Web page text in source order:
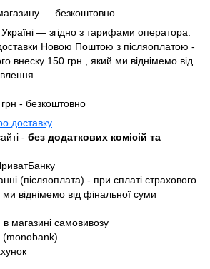
— безкоштовно.
— згідно з тарифами оператора.
Новою Поштою з післяоплатою -
внеску 150 грн., який ми віднімемо від
- безкоштовно
доставку
- без додаткових комісій та
(післяоплата) - при сплаті страхового
віднімемо від фінальної суми
магазині самовивозу
(monobank)